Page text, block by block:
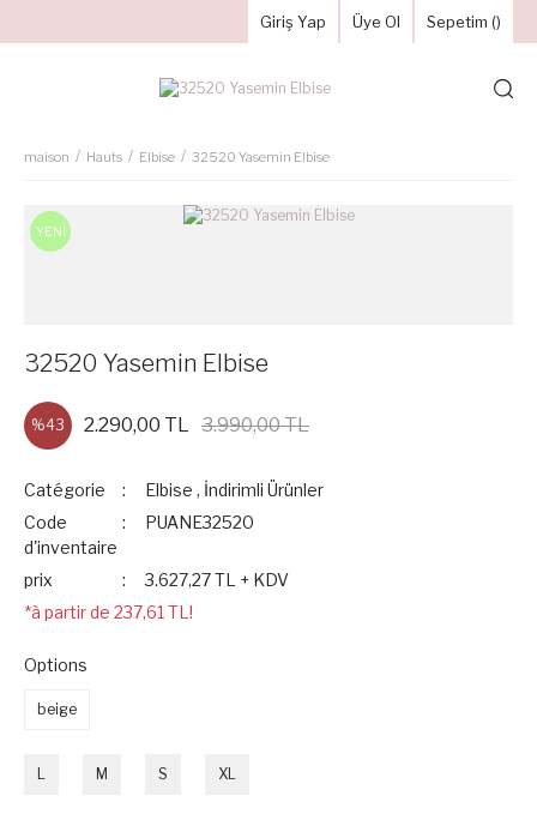
Giriş Yap Üye Ol Sepetim ()
maison Hauts Elbise 32520 Yasemin Elbise
YENİ
32520 Yasemin Elbise
%43 2.290,00 TL 3.990,00 TL
Catégorie Elbise , İndirimli Ürünler
Code
d'inventaire
PUANE32520
prix
3.627,27 TL + KDV
*à partir de 237,61 TL!
Options
beige
L M S XL